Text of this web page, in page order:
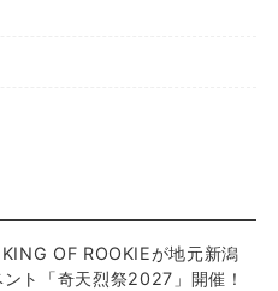
OF ROOKIEが地元新潟
ト「奇天烈祭2027」開催！